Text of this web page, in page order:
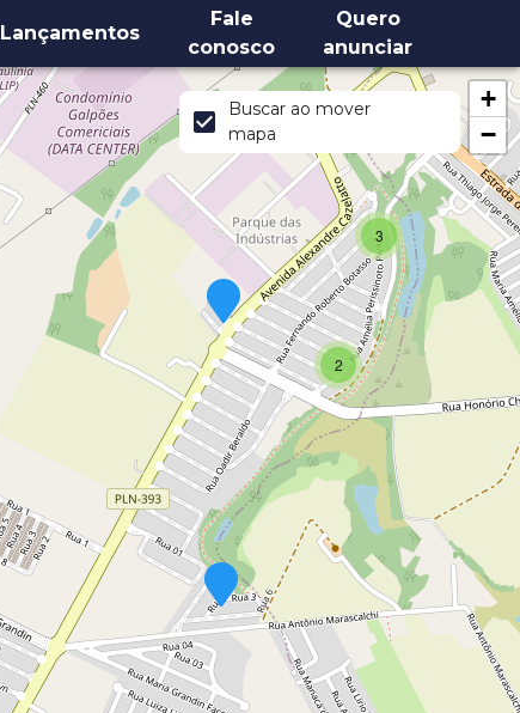
Lançamentos
Fale
conosco
Quero
anunciar
2
3
+
−
Buscar ao mover
mapa